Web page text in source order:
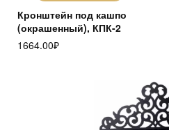
Кронштейн под кашпо
(окрашенный), КПК-2
1664.00₽